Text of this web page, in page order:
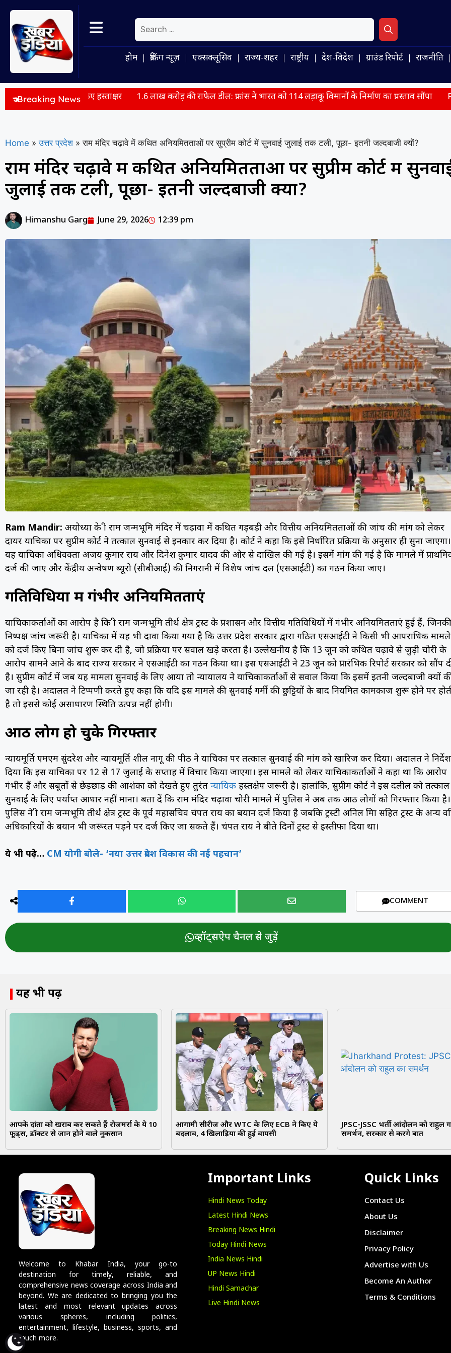
होम ब्रेकिंग न्यूज़ एक्सक्लूसिव राज्य-शहर राष्ट्रीय देश-विदेश ग्राउंड रिपोर्ट राजनीति
Breaking News
पर किए हस्ताक्षर 1.6 लाख करोड़ की राफेल डील: फ्रांस ने भारत को 114 लड़ाकू विमानों के निर्माण का प्रस्ताव सौंपा PM मोदी ने
Home » उत्तर प्रदेश » राम मंदिर चढ़ावे में कथित अनियमितताओं पर सुप्रीम कोर्ट में सुनवाई जुलाई तक टली, पूछा- इतनी जल्दबाजी क्यों?
राम मंदिर चढ़ावे में कथित अनियमितताओं पर सुप्रीम कोर्ट में
जुलाई तक टली, पूछा- इतनी जल्दबाजी क्यों?
Himanshu Garg June 29, 2026 12:39 pm
Ram Mandir: अयोध्या के श्री राम जन्मभूमि मंदिर में चढ़ावा में कथित गड़बड़ी और वित्तीय अनियमितताओं की जांच की मांग को लेकर
दायर याचिका पर सुप्रीम कोर्ट ने तत्काल सुनवाई से इनकार कर दिया है। कोर्ट ने कहा कि इसे निर्धारित प्रक्रिया के अनुसार ही सुना जाएगा।
यह याचिका अधिवक्ता अजय कुमार राय और दिनेश कुमार यादव की ओर से दाखिल की गई है। इसमें मांग की गई है कि मामले में
दर्ज की जाए और केंद्रीय अन्वेषण ब्यूरो (सीबीआई) की निगरानी में विशेष जांच दल (एसआईटी) का गठन किया जाए।
गतिविधियों में गंभीर अनियमितताएं
याचिकाकर्ताओं का आरोप है कि श्री राम जन्मभूमि तीर्थ क्षेत्र ट्रस्ट के प्रशासन और वित्तीय गतिविधियों में गंभीर अनियमितताएं हुई हैं, जिनकी
निष्पक्ष जांच जरूरी है। याचिका में यह भी दावा किया गया है कि उत्तर प्रदेश सरकार द्वारा गठित एसआईटी ने किसी भी आपराधिक मामले
को दर्ज किए बिना जांच शुरू कर दी है, जो प्रक्रिया पर सवाल खड़े करता है। उल्लेखनीय है कि 13 जून को कथित चढ़ावे से जुड़ी चोरी के
आरोप सामने आने के बाद राज्य सरकार ने एसआईटी का गठन किया था। इस एसआईटी ने 23 जून को प्रारंभिक रिपोर्ट सरकार को सौंप
है। सुप्रीम कोर्ट में जब यह मामला सुनवाई के लिए आया तो न्यायालय ने याचिकाकर्ताओं से सवाल किया कि इसमें इतनी जल्दबाजी क्यों
जा रही है। अदालत ने टिप्पणी करते हुए कहा कि यदि इस मामले की सुनवाई गर्मी की छुट्टियों के बाद नियमित कामकाज शुरू होने पर
है तो इससे कोई असाधारण स्थिति उत्पन्न नहीं होगी।
आठ लोग हो चुके गिरफ्तार
न्यायमूर्ति एमएम सुंदरेश और न्यायमूर्ति शील नागू की पीठ ने याचिका पर तत्काल सुनवाई की मांग को खारिज कर दिया। अदालत ने निर्देश
दिया कि इस याचिका पर 12 से 17 जुलाई के सप्ताह में विचार किया जाएगा। इस मामले को लेकर याचिकाकर्ताओं ने कहा था कि आरोप
गंभीर हैं और सबूतों से छेड़छाड़ की आशंका को देखते हुए तुरंत न्यायिक हस्तक्षेप जरूरी है। हालांकि, सुप्रीम कोर्ट ने इस दलील को तत्काल
सुनवाई के लिए पर्याप्त आधार नहीं माना। बता दें कि राम मंदिर चढ़ावा चोरी मामले में पुलिस ने अब तक आठ लोगों को गिरफ्तार किया है।
पुलिस ने श्री राम जन्मभूमि तीर्थ क्षेत्र ट्रस्ट के पूर्व महासचिव चंपत राय का बयान दर्ज किया है जबकि ट्रस्टी अनिल मिश्रा सहित ट्रस्ट के अन्य
अधिकारियों के बयान भी जरूरत पड़ने पर दर्ज किए जा सकते हैं। चंपत राय ने बीते दिनों ट्रस्ट से इस्तीफा दिया था।
ये भी पढ़े… CM योगी बोले- ‘नया उत्तर प्रदेश विकास की नई पहचान’
COMMENT
व्हॉट्सऐप चैनल से जुड़ें
यह भी पढ़ें
आपके दांतों को खराब कर सकते हैं रोजमर्रा के ये 10
फूड्स, डॉक्टर से जानें होने वाले नुकसान
आगामी सीरीज और WTC के लिए ECB ने किए ये
बदलाव, 4 खिलाड़ियों की हुई वापसी
JPSC-JSSC भर्ती आंदोलन को राहुल
समर्थन, सरकार से करेंगे बात
Welcome to Khabar India, your go-to
destination for timely, reliable, and
comprehensive news coverage across India and
beyond. We are dedicated to bringing you the
latest and most relevant updates across
various spheres, including politics,
entertainment, lifestyle, business, sports, and
much more.
Important Links
Hindi News Today
Latest Hindi News
Breaking News Hindi
Today Hindi News
India News Hindi
UP News Hindi
Hindi Samachar
Live Hindi News
Quick Links
Contact Us
About Us
Disclaimer
Privacy Policy
Advertise with Us
Become An Author
Terms & Conditions